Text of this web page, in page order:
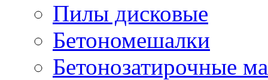
Пилы дисковые
Бетономешалки
Бетонозатирочные